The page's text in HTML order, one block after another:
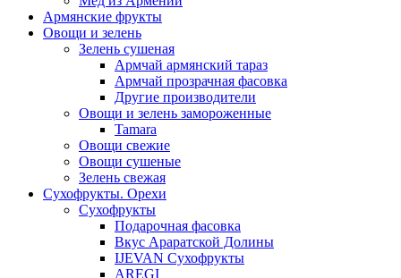
Армянские фрукты
Овощи и зелень
Зелень сушеная
Армчай армянский тараз
Армчай прозрачная фасовка
Другие производители
Овощи и зелень замороженные
Tamara
Овощи свежие
Овощи сушеные
Зелень свежая
Сухофрукты. Орехи
Сухофрукты
Подарочная фасовка
Вкус Араратской Долины
IJEVAN Сухофрукты
AREGI